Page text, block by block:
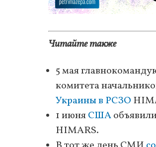
Читайте также
5 мая
комитета
Украины в РСЗО
1 июняСША
HIMARS.